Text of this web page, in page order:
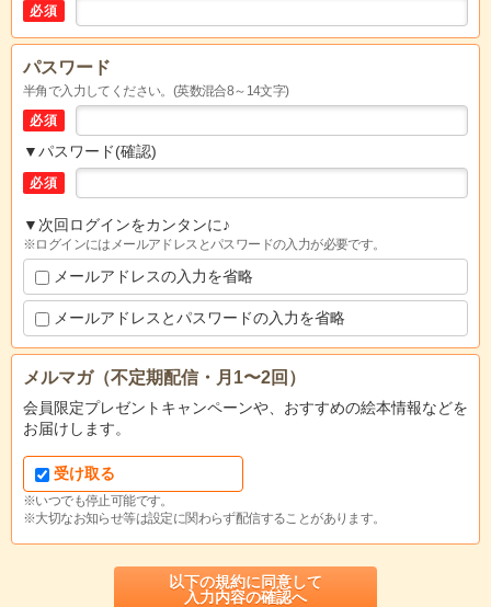
必須
パスワード
半角で入力してください。(英数混合8～14文字)
必須
▼パスワード(確認)
必須
▼次回ログインをカンタンに♪
※ログインにはメールアドレスとパスワードの入力が必要です。
メールアドレスの入力を省略
メールアドレスとパスワードの入力を省略
メルマガ（不定期配信・月1〜2回）
会員限定プレゼントキャンペーンや、おすすめの絵本情報などを
お届けします。
受け取る
※いつでも停止可能です。
※大切なお知らせ等は設定に関わらず配信することがあります。
以下の規約に同意して
入力内容の確認へ